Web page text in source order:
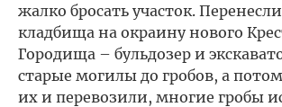
жалко бросать участок.
кладбища на окраину нового
Городища – бульдозер и
старые могилы до гробов, а
их и перевозили, многие гробы